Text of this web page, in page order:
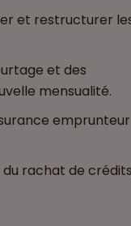
et restructurer
et des
mensualité.
emprunteur
rachat de